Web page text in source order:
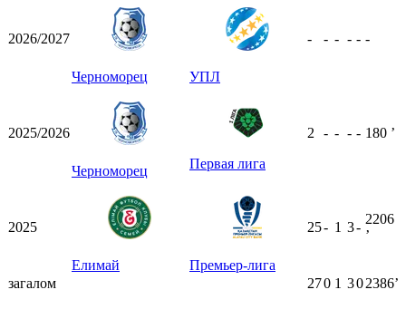
2026/2027
Черноморец УПЛ
- - - - - -
2025/2026
Черноморец Первая лига
2 - - - - 180 ʼ
2025
Елимай Премьер-лига
25- 1 3-
2206
ʼ
загалом 270 1 302386ʼ